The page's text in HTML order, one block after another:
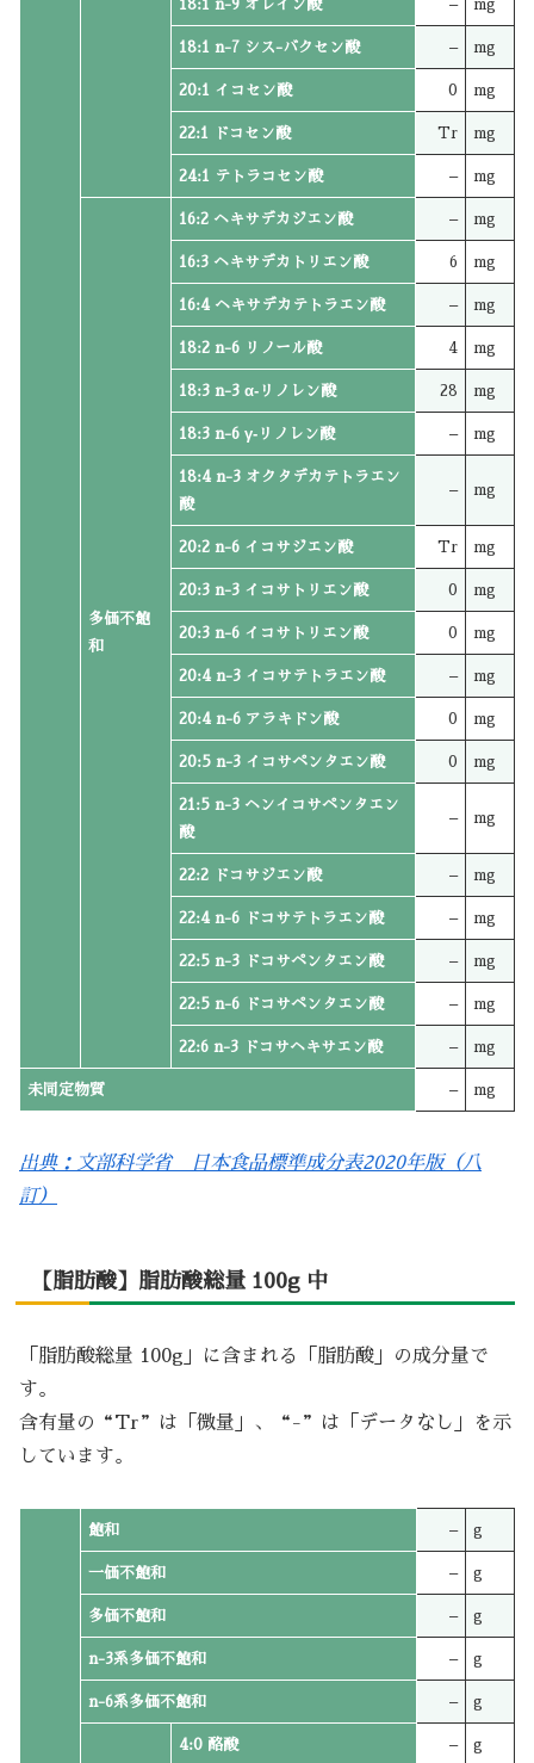
18:1 n-9 オレイン酸 – mg
18:1 n-7 シス-バクセン酸 – mg
20:1 イコセン酸 0 mg
22:1 ドコセン酸 Tr mg
24:1 テトラコセン酸 – mg
多価不飽
和
16:2 ヘキサデカジエン酸 – mg
16:3 ヘキサデカトリエン酸 6 mg
16:4 ヘキサデカテトラエン酸 – mg
18:2 n-6 リノール酸 4 mg
18:3 n-3 α‐リノレン酸 28 mg
18:3 n-6 γ‐リノレン酸 – mg
18:4 n-3 オクタデカテトラエン
酸
– mg
20:2 n-6 イコサジエン酸 Tr mg
20:3 n-3 イコサトリエン酸 0 mg
20:3 n-6 イコサトリエン酸 0 mg
20:4 n-3 イコサテトラエン酸 – mg
20:4 n-6 アラキドン酸 0 mg
20:5 n-3 イコサペンタエン酸 0 mg
21:5 n-3 ヘンイコサペンタエン
酸
– mg
22:2 ドコサジエン酸 – mg
22:4 n-6 ドコサテトラエン酸 – mg
22:5 n-3 ドコサペンタエン酸 – mg
22:5 n-6 ドコサペンタエン酸 – mg
22:6 n-3 ドコサヘキサエン酸 – mg
未同定物質 – mg
出典：文部科学省 日本食品標準成分表2020年版（八
訂）
【脂肪酸】脂肪酸総量 100g 中
「脂肪酸総量 100g」に含まれる「脂肪酸」の成分量で
す。
含有量の“Tr”は「微量」、“-”は「データなし」を示
しています。
飽和 – g
一価不飽和 – g
多価不飽和 – g
n-3系多価不飽和 – g
n-6系多価不飽和 – g
4:0 酪酸 – g